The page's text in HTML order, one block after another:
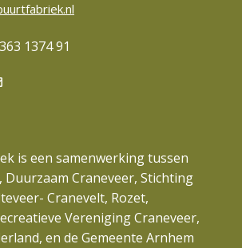
1374 91
is een samenwerking tussen
Craneveer, Stichting
Cranevelt, Rozet,
Vereniging Craneveer,
en de Gemeente Arnhem